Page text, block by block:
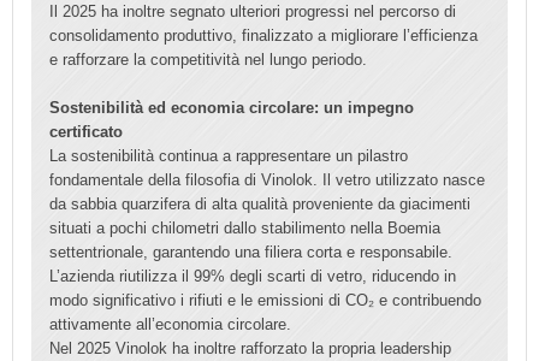
Il 2025 ha inoltre segnato ulteriori progressi nel percorso di
consolidamento produttivo, finalizzato a migliorare l’efficienza
e rafforzare la competitività nel lungo periodo.
Sostenibilità ed economia circolare: un impegno
certificato
La sostenibilità continua a rappresentare un pilastro
fondamentale della filosofia di Vinolok. Il vetro utilizzato nasce
da sabbia quarzifera di alta qualità proveniente da giacimenti
situati a pochi chilometri dallo stabilimento nella Boemia
settentrionale, garantendo una filiera corta e responsabile.
L’azienda riutilizza il 99% degli scarti di vetro, riducendo in
modo significativo i rifiuti e le emissioni di CO₂ e contribuendo
attivamente all’economia circolare.
Nel 2025 Vinolok ha inoltre rafforzato la propria leadership